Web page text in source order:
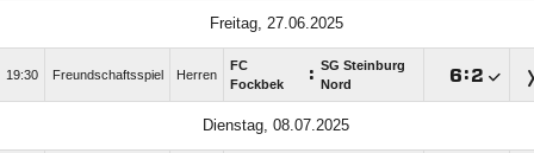
Freitag, 27.06.2025
19:30 Freundschaftsspiel Herren
FC
Fockbek
: SG Steinburg
Nord
:
Dienstag, 08.07.2025